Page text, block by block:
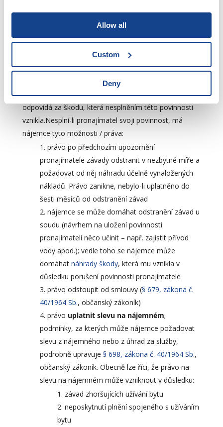
Allow all
Custom
Deny
je povinen nájemce, a to:
drobné opravy v bytě
závady a poškození způsobené nájemcem
nebo osobami, které s ním bydlí
Nájemce je povinen oznámit bez zbytečného odkladu
pronajímateli potřebu těch oprav v bytě, které má nést
pronajímatel, a umožnit jejich provedení; jinak
odpovídá za škodu, která nesplněním této povinnosti
vznikla.Nesplní-li pronajímatel svoji povinnost, má
nájemce tyto možnosti / práva:
právo po předchozím upozornění
pronajímatele závady odstranit v nezbytné míře a
požadovat od něj náhradu účelně vynaložených
nákladů. Právo zanikne, nebylo-li uplatněno do
šesti měsíců od odstranění závad
nájemce se může domáhat odstranění závad u
soudu (návrhem na uložení povinnosti
pronajímateli něco učinit – např. zajistit přívod
vody apod.); vedle toho se nájemce může
domáhat náhrady škody, která mu vznikla v
důsledku porušení povinnosti pronajímatele
právo odstoupit od smlouvy (§ 679, zákona č.
40/1964 Sb., občanský zákoník)
právo uplatnit slevu na nájemném;
podmínky, za kterých může nájemce požadovat
slevu z nájemného nebo z úhrad za služby,
podrobně upravuje § 698, zákona č. 40/1964 Sb.,
občanský zákoník. Obecně lze říci, že právo na
slevu na nájemném může vzniknout v důsledku:
závad zhoršujících užívání bytu
neposkytnutí plnění spojeného s užíváním
bytu